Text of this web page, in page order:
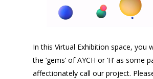
In this Virtual Exhibition space, you
the ‘gems’ of AYCH or ‘H’ as some
affectionately call our project.